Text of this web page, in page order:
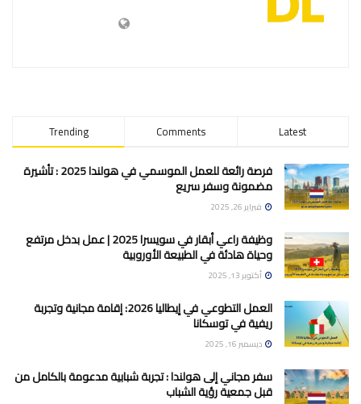
Trending Comments Latest
فرصة رائعة للعمل الموسمي في هولندا 2025 : تأشيرة
مضمونة وسفر سريع
فبراير 26, 2025
وظيفة راعي أبقار في سويسرا 2025 | عمل بدخل مرتفع
وحياة هادئة في الطبيعة الأوروبية
أكتوبر 13, 2025
العمل التطوعي في إيطاليا 2026: إقامة مجانية وتجربة
ريفية في توسكانا
ديسمبر 16, 2025
سفر مجاني إلى هولندا : تجربة شبابية مدعومة بالكامل من
قبل جمعية رؤية الشباب